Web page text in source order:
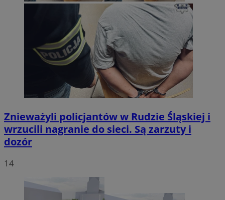
Znieważyli policjantów w Rudzie Śląskiej i
wrzucili nagranie do sieci. Są zarzuty i
dozór
14